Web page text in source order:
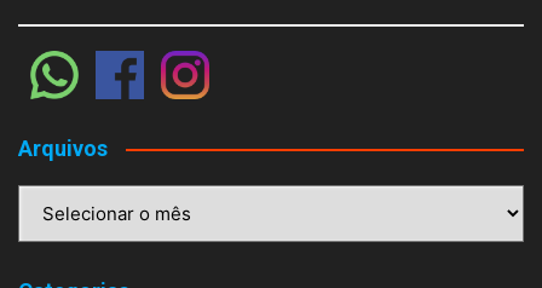
Arquivos